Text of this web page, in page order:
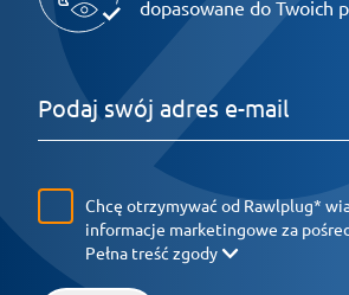
dopasowane do Twoich
Chcę otrzymywać od Rawlplug*
informacje marketingowe za
Pełna treść zgody